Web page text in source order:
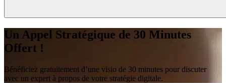
Un Appel Stratégique de 30 Minutes
Offert !
Bénéficiez gratuitement d’une visio de 30 minutes pour discuter
avec un expert à propos de votre stratégie digitale.